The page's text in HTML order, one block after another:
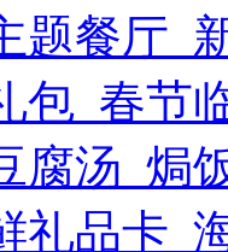
题餐厅_
包_春节
腐汤_焗
礼品卡_